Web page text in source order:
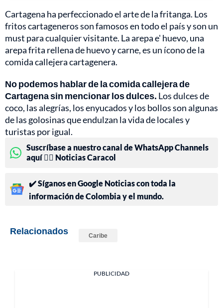
Cartagena ha perfeccionado el arte de la fritanga. Los
fritos cartageneros son famosos en todo el país y son un
must para cualquier visitante. La arepa e' huevo, una
arepa frita rellena de huevo y carne, es un ícono de la
comida callejera cartagenera.
No podemos hablar de la comida callejera de
Cartagena sin mencionar los dulces. Los dulces de
coco, las alegrías, los enyucados y los bollos son algunas
de las golosinas que endulzan la vida de locales y
turistas por igual.
Suscríbase a nuestro canal de WhatsApp Channels
aquí 👉🏻 Noticias Caracol
✔️ Síganos en Google Noticias con toda la
información de Colombia y el mundo.
Relacionados Caribe
PUBLICIDAD